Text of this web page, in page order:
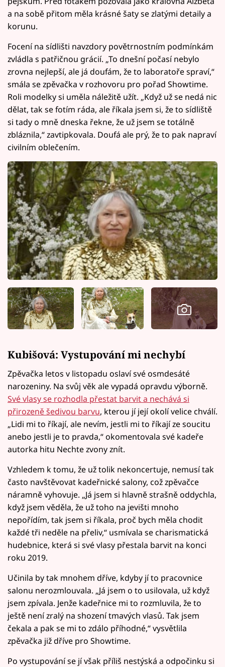
a na sobě přitom měla krásné šaty se zlatými detaily a
korunu.
Focení na sídlišti navzdory povětrnostním podmínkám
zvládla s patřičnou grácií. „To dnešní počasí nebylo
zrovna nejlepší, ale já doufám, že to laboratoře spraví,“
smála se zpěvačka v rozhovoru pro pořad Showtime.
Roli modelky si uměla náležitě užít. „Když už se nedá nic
dělat, tak se fotím ráda, ale říkala jsem si, že to sídliště
si tady o mně dneska řekne, že už jsem se totálně
zbláznila,“ zavtipkovala. Doufá ale prý, že to pak napraví
civilním oblečením.
Kubišová: Vystupování mi nechybí
Zpěvačka letos v listopadu oslaví své osmdesáté
narozeniny. Na svůj věk ale vypadá opravdu výborně.
Své vlasy se rozhodla přestat barvit a nechává si
přirozeně šedivou barvu, kterou jí její okolí velice chválí.
„Lidi mi to říkají, ale nevím, jestli mi to říkají ze soucitu
anebo jestli je to pravda,“ okomentovala své kadeře
autorka hitu Nechte zvony znít.
Vzhledem k tomu, že už tolik nekoncertuje, nemusí tak
často navštěvovat kadeřnické salony, což zpěvačce
náramně vyhovuje. „Já jsem si hlavně strašně oddychla,
když jsem věděla, že už toho na jevišti mnoho
nepořídím, tak jsem si říkala, proč bych měla chodit
každé tři neděle na přeliv,“ usmívala se charismatická
hudebnice, která si své vlasy přestala barvit na konci
roku 2019.
Učinila by tak mnohem dříve, kdyby jí to pracovnice
salonu nerozmlouvala. „Já jsem o to usilovala, už když
jsem zpívala. Jenže kadeřnice mi to rozmluvila, že to
ještě není zralý na shození tmavých vlasů. Tak jsem
čekala a pak se mi to zdálo příhodné,“ vysvětlila
zpěvačka již dříve pro Showtime.
Po vystupování se jí však příliš nestýská a odpočinku si